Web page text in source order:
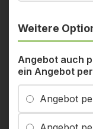
Weitere
Angebot auch
ein Angebot
Angebot